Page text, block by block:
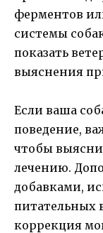
ферментов
системы
показать
выяснения
Если ваша
поведение,
чтобы
лечению.
добавками,
питательных
коррекция